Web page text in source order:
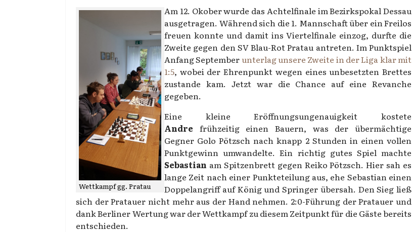
Wettkampf gg. Pratau
Am 12. Okober wurde das Achtelfinale im Bezirkspokal Dessau
ausgetragen. Während sich die 1. Mannschaft über ein Freilos
freuen konnte und damit ins Viertelfinale einzog, durfte die
Zweite gegen den SV Blau-Rot Pratau antreten. Im Punktspiel
Anfang September unterlag unsere Zweite in der Liga klar mit
1:5, wobei der Ehrenpunkt wegen eines unbesetzten Brettes
zustande kam. Jetzt war die Chance auf eine Revanche
gegeben.
Eine kleine Eröffnungsungenauigkeit kostete
Andre frühzeitig einen Bauern, was der übermächtige
Gegner Golo Pötzsch nach knapp 2 Stunden in einen vollen
Punktgewinn umwandelte. Ein richtig gutes Spiel machte
Sebastian am Spitzenbrett gegen Reiko Pötzsch. Hier sah es
lange Zeit nach einer Punkteteilung aus, ehe Sebastian einen
Doppelangriff auf König und Springer übersah. Den Sieg ließ
sich der Pratauer nicht mehr aus der Hand nehmen. 2:0-Führung der Pratauer und
dank Berliner Wertung war der Wettkampf zu diesem Zeitpunkt für die Gäste bereits
entschieden.